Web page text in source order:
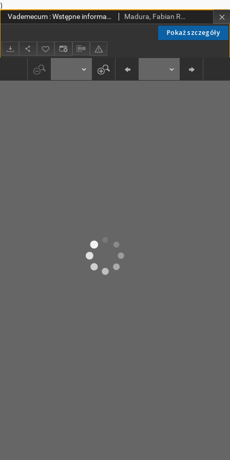
)
Pokaż szczegóły
Vademecum : Wstępne informacje dla studiów nad historią dominikanów w Polsce Madura, Fabian Roman OP (1892 - 1989)